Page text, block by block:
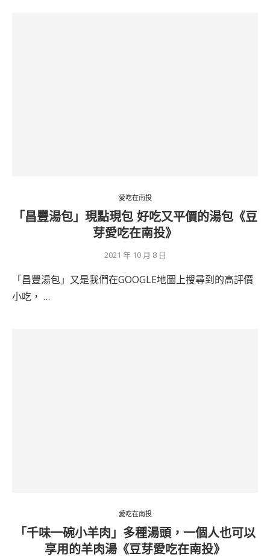
愛吃在南投
「昌豐湯包」現點現包 好吃又平價的湯包《豆
芽愛吃在南投》
2021 年 10 月 8 日
「昌豐湯包」又是我們在GOOGLE地圖上搜尋到的高評價
小吃， …
愛吃在南投
「千味一碗小羊肉」多種湯頭，一個人也可以
享用的羊肉湯《豆芽愛吃在南投》